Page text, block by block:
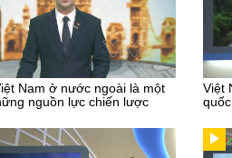
Nam ở nước ngoài là một
nguồn lực chiến lược
Việt